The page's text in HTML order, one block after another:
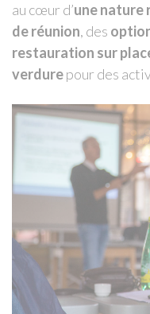
au cœur d’une nature
de réunion, des
restauration sur
verdurepour des